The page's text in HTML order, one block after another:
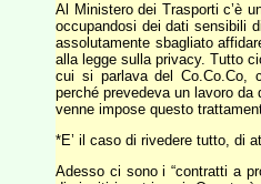
Al Ministero dei Trasporti c’è
occupandosi dei dati sensibili
assolutamente sbagliato
alla legge sulla privacy. Tutto
cui si parlava del Co.Co.Co,
perché prevedeva un lavoro
venne impose questo
*E’ il caso di rivedere tutto, di
Adesso ci sono i “contratti a